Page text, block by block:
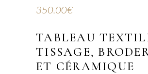
350.00€
TABLEAU
TISSAGE,
ET CÉRAMIQUE